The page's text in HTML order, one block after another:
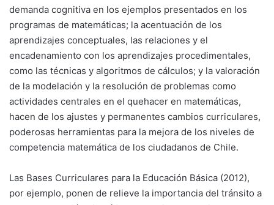
demanda cognitiva en los ejemplos presentados en los
programas de matemáticas; la acentuación de los
aprendizajes conceptuales, las relaciones y el
encadenamiento con los aprendizajes procedimentales,
como las técnicas y algoritmos de cálculos; y la valoración
de la modelación y la resolución de problemas como
actividades centrales en el quehacer en matemáticas,
hacen de los ajustes y permanentes cambios curriculares,
poderosas herramientas para la mejora de los niveles de
competencia matemática de los ciudadanos de Chile.
Las Bases Curriculares para la Educación Básica (2012),
por ejemplo, ponen de relieve la importancia del tránsito a